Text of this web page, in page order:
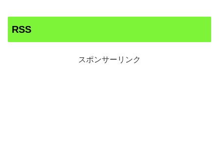
RSS
スポンサーリンク